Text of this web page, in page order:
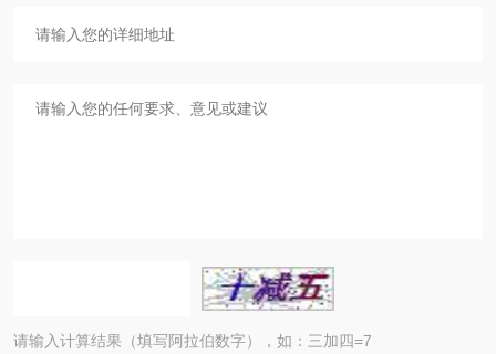
请输入计算结果（填写阿拉伯数字），如：三加四=7